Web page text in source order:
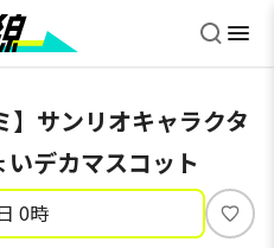
】サンリオキャラクタ
デカマスコット
0時
い